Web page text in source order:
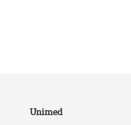
Unimed